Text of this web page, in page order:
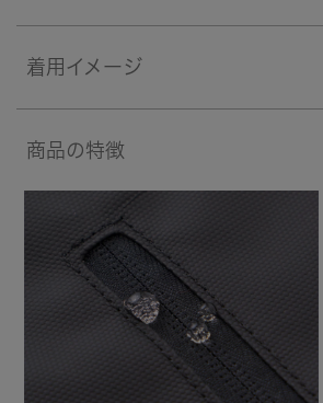
着用イメージ
商品の特徴